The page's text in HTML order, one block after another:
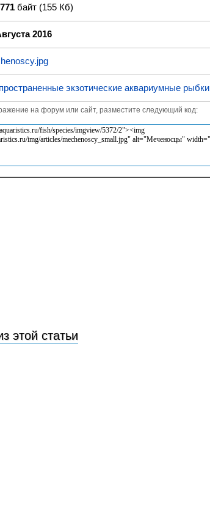
байт (155 Кб)
2016
экзотические аквариумные рыбки
на форум или сайт, разместите следующий код:
этой статьи